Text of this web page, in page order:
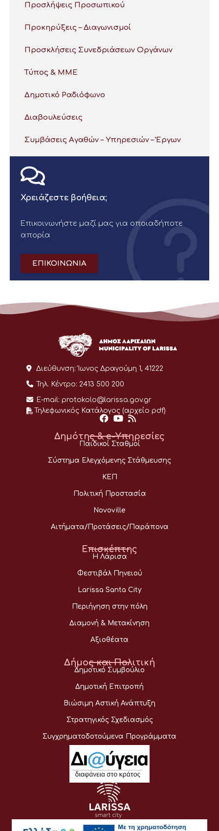
Προσλήψεις Προσωπικού
Προκηρύξεις – Διαγωνισμοί
Προσκλήσεις Συνεδριάσεων Οργάνων
Τύπος & ΜΜΕ
Δημοτικό Ραδιόφωνο
Διαβουλεύσεις
Συμβάσεις Αγαθών – Υπηρεσιών – Έργων
Χρειάζεστε βοήθεια;
Επικοινωνήστε μαζί μας για οποιαδήποτε
απορία
ΕΠΙΚΟΙΝΩΝΙΑ
Διεύθυνση: Ίωνος Δραγούμη 1, 41222
Τηλ. Κέντρο: 2413 500 200
E-mail: protokolo@larissa.gov.gr
Τηλεφωνικός Κατάλογος (αρχείο pdf)
Δημότης & e-Υπηρεσίες
Παιδικοί Σταθμοί
Σύστημα Ελεγχόμενης Στάθμευσης
ΚΕΠ
Πολιτική Προστασία
Novoville
Αιτήματα/Προτάσεις/Παράπονα
Επισκέπτης
Η Λάρισα
Φεστιβάλ Πηνειού
Larissa Santa City
Περιήγηση στην πόλη
Διαμονή & Μετακίνηση
Αξιοθέατα
Δήμος και Πολιτική
Δημοτικό Συμβούλιο
Δημοτική Επιτροπή
Βιώσιμη Αστική Ανάπτυξη
Στρατηγικός Σχεδιασμός
Συγχρηματοδοτούμενα Προγράμματα